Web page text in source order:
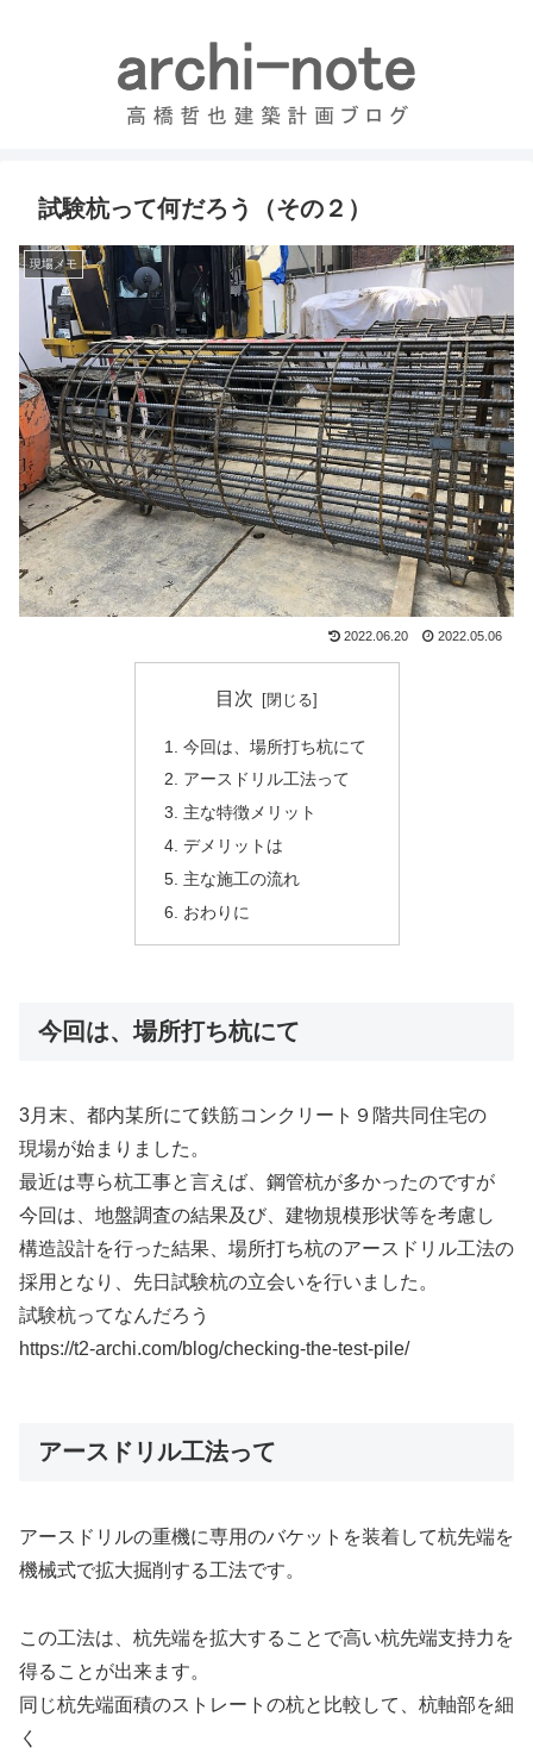
試験杭って何だろう（その２）
現場メモ
2022.06.20 2022.05.06
目次
今回は、場所打ち杭にて
アースドリル工法って
主な特徴メリット
デメリットは
主な施工の流れ
おわりに
今回は、場所打ち杭にて
3月末、都内某所にて鉄筋コンクリート９階共同住宅の
現場が始まりました。
最近は専ら杭工事と言えば、鋼管杭が多かったのですが
今回は、地盤調査の結果及び、建物規模形状等を考慮し
構造設計を行った結果、場所打ち杭のアースドリル工法の
採用となり、先日試験杭の立会いを行いました。
試験杭ってなんだろう
https://t2-archi.com/blog/checking-the-test-pile/
アースドリル工法って
アースドリルの重機に専用のバケットを装着して杭先端を
機械式で拡大掘削する工法です。
この工法は、杭先端を拡大することで高い杭先端支持力を
得ることが出来ます。
同じ杭先端面積のストレートの杭と比較して、杭軸部を細
く